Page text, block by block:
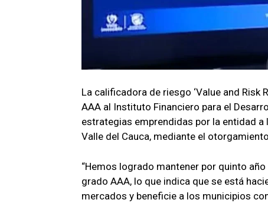
La calificadora de riesgo ‘Value and
AAA al Instituto Financiero para el
estrategias emprendidas por la entidad
Valle del Cauca, mediante el
“Hemos logrado mantener por quinto
grado AAA, lo que indica que se está
mercados y beneficie a los municipios